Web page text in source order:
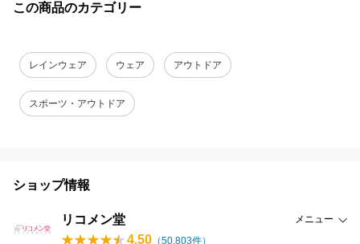
この商品のカテゴリー
レインウェア ウェア アウトドア
スポーツ・アウトドア
ショップ情報
リコメン堂 メニュー
4.50 （50,803件）